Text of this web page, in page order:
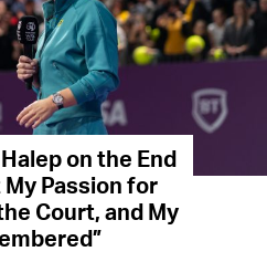
on the End
Passion for
Court, and My